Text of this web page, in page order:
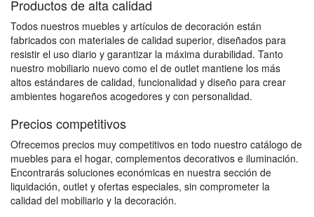
Productos de alta calidad
Todos nuestros muebles y artículos de decoración están
fabricados con materiales de calidad superior, diseñados para
resistir el uso diario y garantizar la máxima durabilidad. Tanto
nuestro mobiliario nuevo como el de outlet mantiene los más
altos estándares de calidad, funcionalidad y diseño para crear
ambientes hogareños acogedores y con personalidad.
Precios competitivos
Ofrecemos precios muy competitivos en todo nuestro catálogo de
muebles para el hogar, complementos decorativos e iluminación.
Encontrarás soluciones económicas en nuestra sección de
liquidación, outlet y ofertas especiales, sin comprometer la
calidad del mobiliario y la decoración.